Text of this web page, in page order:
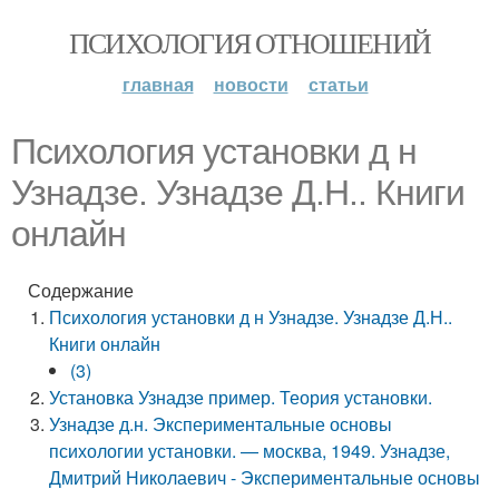
ПСИХОЛОГИЯ ОТНОШЕНИЙ
главная новости статьи
Психология установки д н
Узнадзе. Узнадзе Д.Н.. Книги
онлайн
Содержание
Психология установки д н Узнадзе. Узнадзе Д.Н..
Книги онлайн
(3)
Установка Узнадзе пример. Теория установки.
Узнадзе д.н. Экспериментальные основы
психологии установки. — москва, 1949. Узнадзе,
Дмитрий Николаевич - Экспериментальные основы